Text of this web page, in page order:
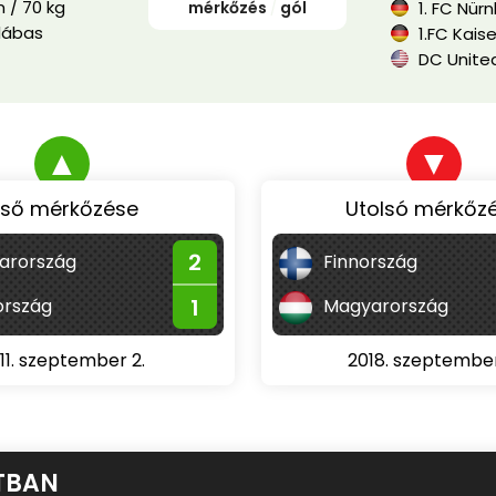
/ 70 kg
mérkőzés gól
1. FC
1.FC
DC
▲
mérkőzése
2
1
szeptember 2.
▼
Utolsó
Finnország
Magyarország
2018.